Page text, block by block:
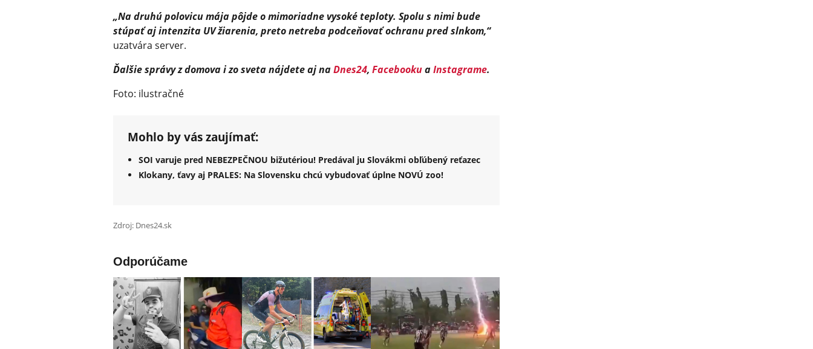
„Na druhú polovicu mája pôjde o mimoriadne vysoké teploty. Spolu s nimi bude
stúpať aj intenzita UV žiarenia, preto netreba podceňovať ochranu pred slnkom,“
uzatvára server.
Ďalšie správy z domova i zo sveta nájdete aj naDnes24, FacebookuaInstagrame.
Foto: ilustračné
Mohlo by vás zaujímať:
SOI varuje pred NEBEZPEČNOU bižutériou! Predával ju Slovákmi obľúbený reťazec
Klokany, ťavy aj PRALES: Na Slovensku chcú vybudovať úplne NOVÚ zoo!
Zdroj: Dnes24.sk
Odporúčame